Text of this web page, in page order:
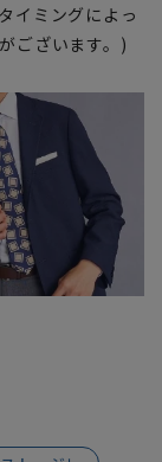
イミングによっ
ございます。)